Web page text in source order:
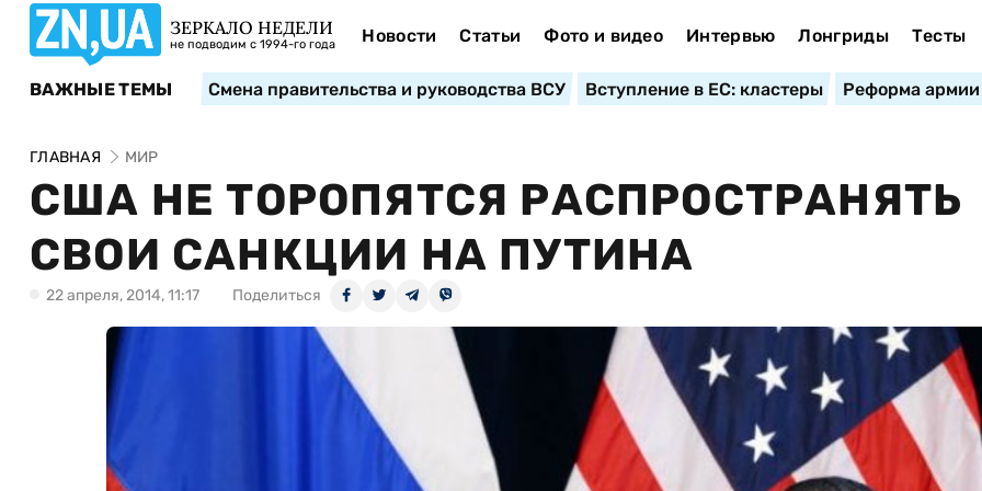
ЗЕРКАЛО НЕДЕЛИ
не подводим с 1994-го года Новости Статьи Фото и видео Интервью Лонгриды Тесты
ВАЖНЫЕ ТЕМЫ Смена правительства и руководства ВСУ Вступление в ЕС: кластеры Реформа армии
ГЛАВНАЯ МИР
США НЕ ТОРОПЯТСЯ РАСПРОСТРАНЯТЬ
СВОИ САНКЦИИ НА ПУТИНА
22 апреля, 2014, 11:17 Поделиться